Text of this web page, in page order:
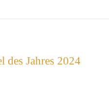
des Jahres 2024